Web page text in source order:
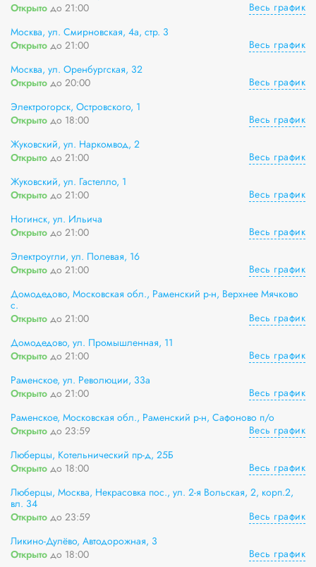
Открыто до 21:00
Весь график
Москва, ул. Смирновская, 4а, стр. 3
Открыто до 21:00
Весь график
Москва, ул. Оренбургская, 32
Открыто до 20:00
Весь график
Электрогорск, Островского, 1
Открыто до 18:00
Весь график
Жуковский, ул. Наркомвод, 2
Открыто до 21:00
Весь график
Жуковский, ул. Гастелло, 1
Открыто до 21:00
Весь график
Ногинск, ул. Ильича
Открыто до 21:00
Весь график
Электроугли, ул. Полевая, 16
Открыто до 21:00
Весь график
Домодедово, Московская обл., Раменский р-н, Верхнее Мячково
с.
Открыто до 21:00
Весь график
Домодедово, ул. Промышленная, 11
Открыто до 21:00
Весь график
Раменское, ул. Революции, 33а
Открыто до 21:00
Весь график
Раменское, Московская обл., Раменский р-н, Сафоново п/о
Открыто до 23:59
Весь график
Люберцы, Котельнический пр-д, 25Б
Открыто до 18:00
Весь график
Люберцы, Москва, Некрасовка пос., ул. 2-я Вольская, 2, корп.2,
вл. 34
Открыто до 23:59
Весь график
Ликино-Дулёво, Автодорожная, 3
Открыто до 18:00
Весь график